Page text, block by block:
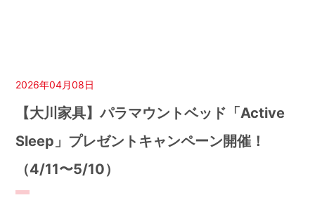
2026年04月08日
【大川家具】パラマウントベッド「Active
Sleep」プレゼントキャンペーン開催！
（4/11〜5/10）